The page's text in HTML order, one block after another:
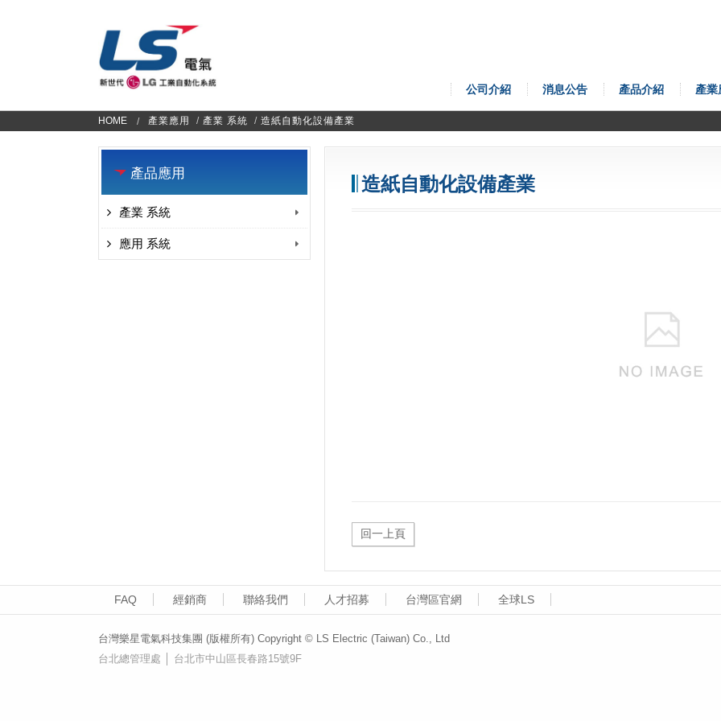
公司介紹 消息公告 產品介紹 產業
HOME 產業應用 / 產業 系統 / 造紙自動化設備產業
產品應用
產業 系統
應用 系統
造紙自動化設備產業
FAQ 經銷商 聯絡我們 人才招募 台灣區官網 全球LS
台灣樂星電氣科技集團 (版權所有) Copyright © LS Electric (Taiwan) Co., Ltd
台北總管理處 │ 台北市中山區長春路15號9F